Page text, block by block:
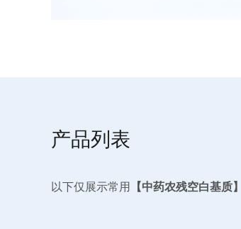
产品列表
以下仅展示常用 【中药农残空白基质】